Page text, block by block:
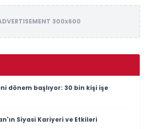
300x600
dönem başlıyor: 30 bin kişi işe
Siyasi Kariyeri ve Etkileri